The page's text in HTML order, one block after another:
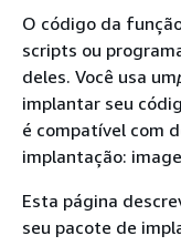
O código da
scripts ou
deles. Você usa um
implantar seu
é compatível com
implantação:
Esta página
seu pacote de